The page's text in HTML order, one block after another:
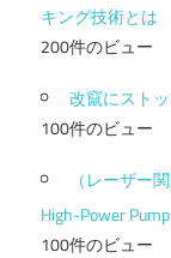
キング技術とは
200件のビュー
改竄にスト
100件のビュー
（レーザー
High-Power
100件のビュー